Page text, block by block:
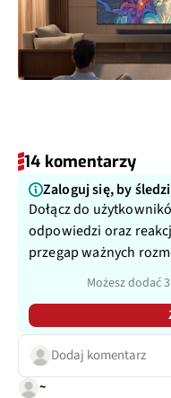
14 komentarzy
Zaloguj się, by
Dołącz do
odpowiedzi oraz
przegap ważnych
Możesz dodać
Dodaj komentarz
~